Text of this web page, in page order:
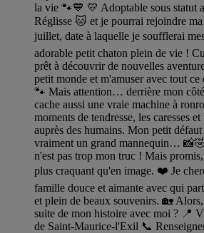
la vie 🐾💙 💛 Adoptable sous statut
Réglisse 🐱 et je pourrai rejoindre
juillet, date à laquelle je soufflerai
adorable petit chaton plein de vie !
prêt à découvrir de nouvelles
petit monde et m'amuser avec tout ce
🐾 Mais attention… derrière mon
cache aussi une vraie machine à
moments de tendresse, les caresses
auprès des humains. Mon petit défaut
vraiment un grand mannequin…
n'est pas trop mon truc ! Mais
plus craquant qu'en image. ❤️ Je
famille douce et aimante avec qui
et plein de beaux souvenirs. 🏡
suite de mon histoire avec moi ? 📍
de Saint-Maurice-l'Exil 📞